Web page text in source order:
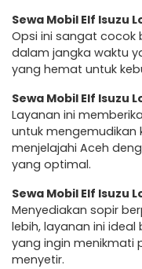
Sewa Mobil Elf Isuzu
Opsi ini sangat cocok
dalam jangka waktu
yang hemat untuk
Sewa Mobil Elf Isuzu
Layanan ini
untuk mengemudikan
menjelajahi Aceh
yang optimal.
Sewa Mobil Elf Isuzu
Menyediakan sopir
lebih, layanan ini
yang ingin menikmati
menyetir.